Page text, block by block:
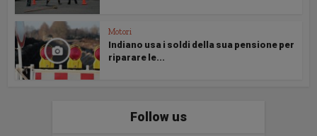
Motori
Indiano usa i soldi della sua pensione per
riparare le...
Follow us